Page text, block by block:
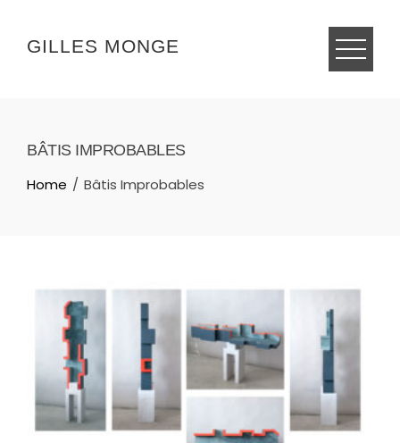
content
GILLES MONGE
BÂTIS IMPROBABLES
Home
Bâtis Improbables